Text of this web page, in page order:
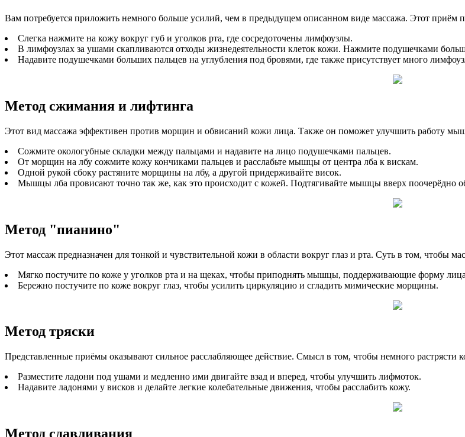
Вам потребуется приложить немного больше усилий, чем в предыдущем описанном виде массажа. Этот приём
Слегка нажмите на кожу вокруг губ и уголков рта, где сосредоточены лимфоузлы.
В лимфоузлах за ушами скапливаются отходы жизнедеятельности клеток кожи. Нажмите подушечками
Надавите подушечками больших пальцев на углубления под бровями, где также присутствует много
Метод сжимания и лифтинга
Этот вид массажа эффективен против морщин и обвисаний кожи лица. Также он поможет улучшить работу
Сожмите окологубные складки между пальцами и надавите на лицо подушечками пальцев.
От морщин на лбу сожмите кожу кончиками пальцев и расслабьте мышцы от центра лба к вискам.
Одной рукой сбоку растяните морщины на лбу, а другой придерживайте висок.
Мышцы лба провисают точно так же, как это происходит с кожей. Подтягивайте мышцы вверх поочерёдно
Метод "пианино"
Этот массаж предназначен для тонкой и чувствительной кожи в области вокруг глаз и рта. Суть в том, чтобы
Мягко постучите по коже у уголков рта и на щеках, чтобы приподнять мышцы, поддерживающие форму
Бережно постучите по коже вокруг глаз, чтобы усилить циркуляцию и сгладить мимические морщины.
Метод тряски
Представленные приёмы оказывают сильное расслабляющее действие. Смысл в том, чтобы немного растрясти
Разместите ладони под ушами и медленно ими двигайте взад и вперед, чтобы улучшить лифмоток.
Надавите ладонями у висков и делайте легкие колебательные движения, чтобы расслабить кожу.
Метод сдавливания